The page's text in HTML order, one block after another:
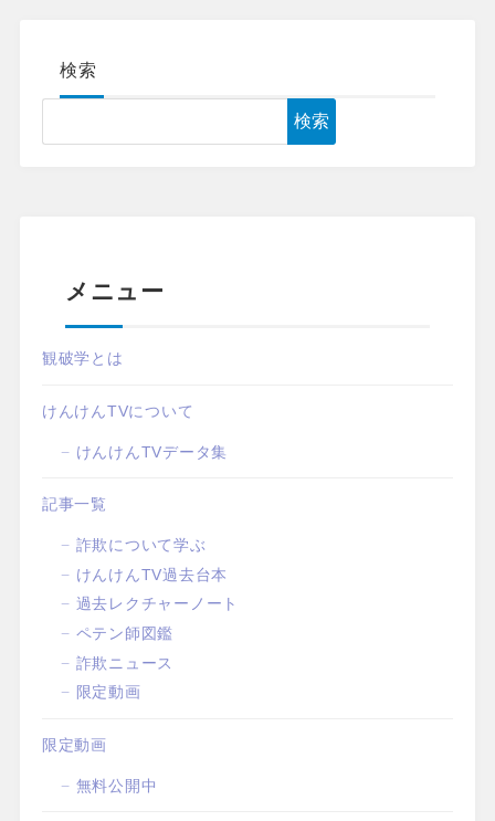
検索
検索
メニュー
観破学とは
けんけんTVについて
けんけんTVデータ集
記事一覧
詐欺について学ぶ
けんけんTV過去台本
過去レクチャーノート
ペテン師図鑑
詐欺ニュース
限定動画
限定動画
無料公開中